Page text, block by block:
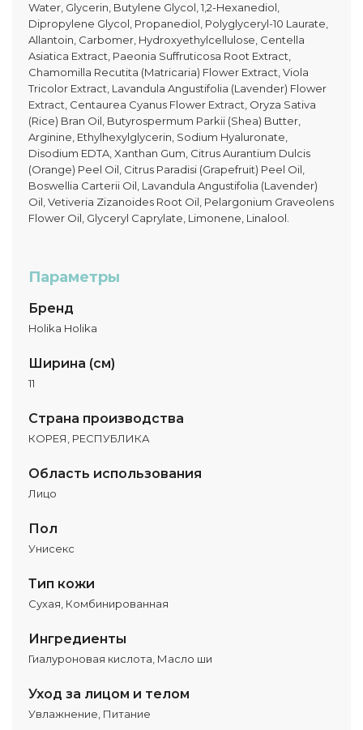
Water, Glycerin, Butylene Glycol, 1,2-Hexanediol,
Dipropylene Glycol, Propanediol, Polyglyceryl-10 Laurate,
Allantoin, Carbomer, Hydroxyethylcellulose, Centella
Asiatica Extract, Paeonia Suffruticosa Root Extract,
Chamomilla Recutita (Matricaria) Flower Extract, Viola
Tricolor Extract, Lavandula Angustifolia (Lavender) Flower
Extract, Centaurea Cyanus Flower Extract, Oryza Sativa
(Rice) Bran Oil, Butyrospermum Parkii (Shea) Butter,
Arginine, Ethylhexylglycerin, Sodium Hyaluronate,
Disodium EDTA, Xanthan Gum, Citrus Aurantium Dulcis
(Orange) Peel Oil, Citrus Paradisi (Grapefruit) Peel Oil,
Boswellia Carterii Oil, Lavandula Angustifolia (Lavender)
Oil, Vetiveria Zizanoides Root Oil, Pelargonium Graveolens
Flower Oil, Glyceryl Caprylate, Limonene, Linalool.
Параметры
Бренд
Holika Holika
Ширина (см)
11
Страна производства
КОРЕЯ, РЕСПУБЛИКА
Область использования
Лицо
Пол
Унисекс
Тип кожи
Сухая, Комбинированная
Ингредиенты
Гиалуроновая кислота, Масло ши
Уход за лицом и телом
Увлажнение, Питание